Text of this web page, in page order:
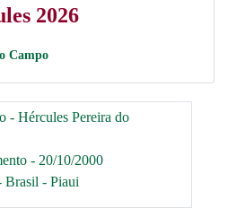
2026
Campo
- Hércules Pereira do
- 20/10/2000
Brasil - Piaui